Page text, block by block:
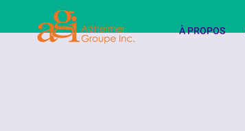
À PROPOS